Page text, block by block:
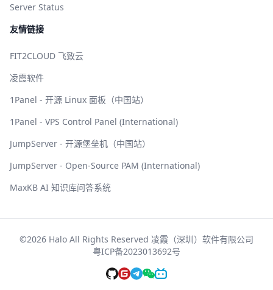
Server Status
友情链接
FIT2CLOUD 飞致云
凌霞软件
1Panel - 开源 Linux 面板（中国站）
1Panel - VPS Control Panel (International)
JumpServer - 开源堡垒机（中国站）
JumpServer - Open-Source PAM (International)
MaxKB AI 知识库问答系统
©2026 Halo All Rights Reserved 凌霞（深圳）软件有限公司
粤ICP备2023013692号